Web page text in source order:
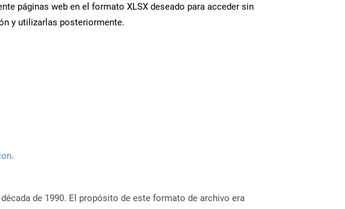
páginas web en el formato XLSX deseado para acceder sin
y utilizarlas posteriormente.
.
de 1990. El propósito de este formato de archivo era